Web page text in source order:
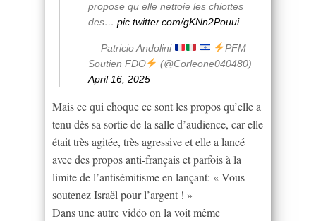
propose qu elle nettoie les chiottes
des… pic.twitter.com/gKNn2Pouui
— Patricio Andolini
PFM
Soutien FDO
(@Corleone040480)
April 16, 2025
Mais ce qui choque ce sont les propos qu’elle a
tenu dès sa sortie de la salle d’audience, car elle
était très agitée, très agressive et elle a lancé
avec des propos anti-français et parfois à la
limite de l’antisémitisme en lançant: « Vous
soutenez Israël pour l’argent ! »
Dans une autre vidéo on la voit même